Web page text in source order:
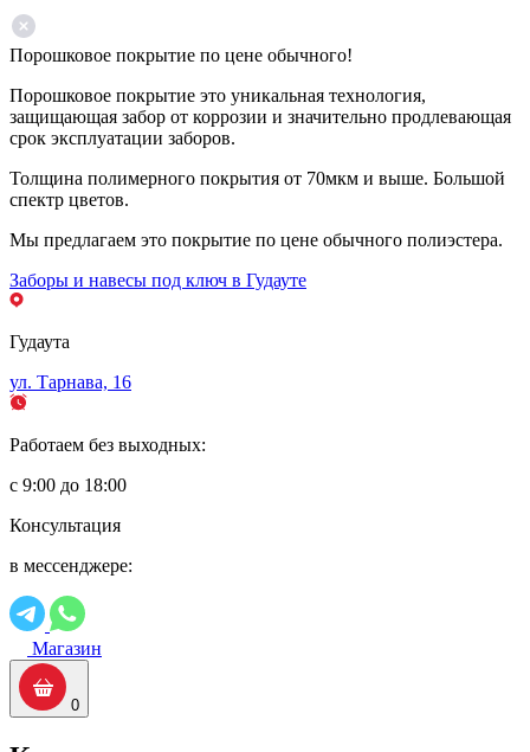
Порошковое покрытие по цене обычного!
Порошковое покрытие это уникальная технология,
защищающая забор от коррозии и значительно продлевающая
срок эксплуатации заборов.
Толщина полимерного покрытия от 70мкм и выше. Большой
спектр цветов.
Мы предлагаем это покрытие по цене обычного полиэстера.
Заборы и навесы под ключ в Гудауте
Гудаута
ул. Тарнава, 16
Работаем без выходных:
с 9:00 до 18:00
Консультация
в мессенджере:
Магазин
0